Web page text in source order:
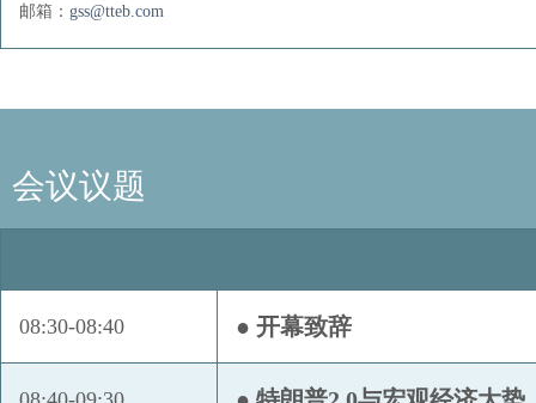
邮箱： gss@tteb.com
会议议题
08:30-08:40 ● 开幕致辞
上海乾象投资合伙企业（有限合伙）
塑道私募
物产中大化工集团有限公司
厦门国贸纺原有限公司